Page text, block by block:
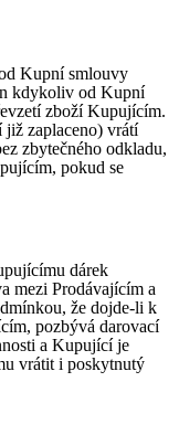
Kupní smlouvy
kdykoliv od Kupní
zboží Kupujícím.
zaplaceno) vrátí
zbytečného odkladu,
pokud se
dárek
mezi Prodávajícím a
že dojde-li k
pozbývá darovací
a Kupující je
vrátit i poskytnutý